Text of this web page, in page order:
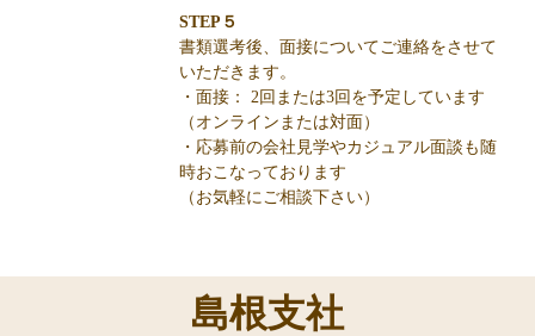
STEP５
書類選考後、面接についてご連絡をさせて
いただきます。
・面接： 2回または3回を予定しています
（オンラインまたは対面）
・応募前の会社見学やカジュアル面談も随
時おこなっております
（お気軽にご相談下さい）
島根支社